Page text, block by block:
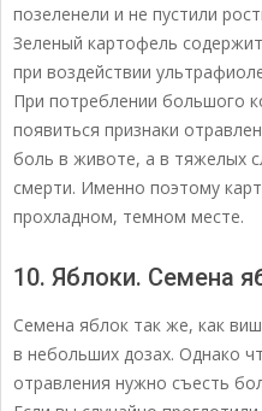
позеленели и не пустили
Зеленый картофель
при воздействии
При потреблении большого
появиться признаки
боль в животе, а в тяжелых
смерти. Именно поэтому
прохладном, темном месте.
10. Яблоки. Семена
Семена яблок так же, как
в небольших дозах. Однако
отравления нужно съесть